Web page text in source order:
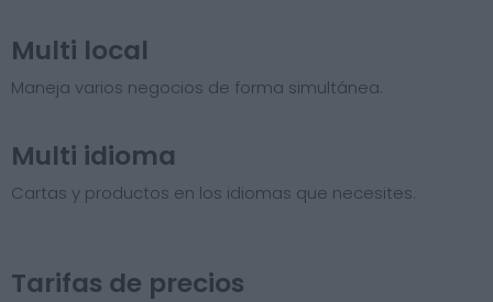
Multi local
Maneja varios negocios de forma simultánea.
Multi idioma
Cartas y productos en los idiomas que necesites.
Tarifas de precios​